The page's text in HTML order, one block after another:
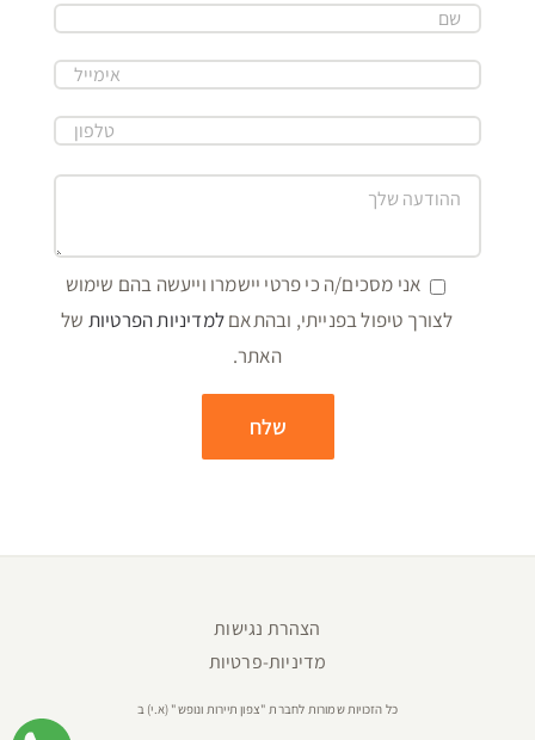
אני מסכים/ה כי פרטי יישמרו וייעשה בהם שימוש
לצורך טיפול בפנייתי, ובהתאםלמדיניות הפרטיות של
האתר.
הצהרת נגישות
מדיניות-פרטיות
כל הזכויות שמורות לחברת "צפון תיירות ונופש" (א.י) ב